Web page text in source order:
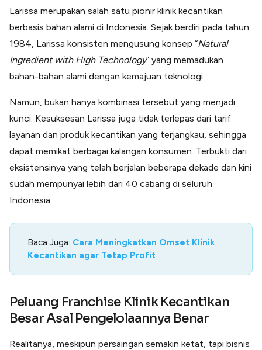
Larissa merupakan salah satu pionir klinik kecantikan
berbasis bahan alami di Indonesia. Sejak berdiri pada tahun
1984, Larissa konsisten mengusung konsep “Natural
Ingredient with High Technology” yang memadukan
bahan-bahan alami dengan kemajuan teknologi.
Namun, bukan hanya kombinasi tersebut yang menjadi
kunci. Kesuksesan Larissa juga tidak terlepas dari tarif
layanan dan produk kecantikan yang terjangkau, sehingga
dapat memikat berbagai kalangan konsumen. Terbukti dari
eksistensinya yang telah berjalan beberapa dekade dan kini
sudah mempunyai lebih dari 40 cabang di seluruh
Indonesia.
Baca Juga: Cara Meningkatkan Omset Klinik
Kecantikan agar Tetap Profit
Peluang Franchise Klinik Kecantikan
Besar Asal Pengelolaannya Benar
Realitanya, meskipun persaingan semakin ketat, tapi bisnis